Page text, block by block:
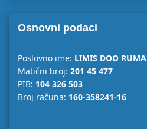
Osnovni podaci
Poslovno ime: LIMIS DOO RUMA
Matični broj: 201 45 477
PIB: 104 326 503
Broj računa: 160-358241-16